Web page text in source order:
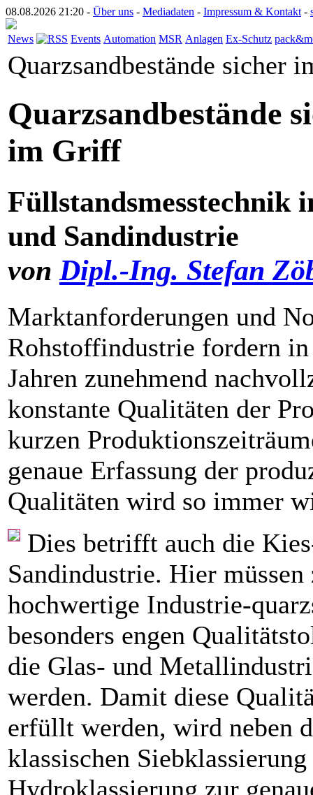
08.08.2026 21:20 - Über uns - Mediadaten - Impressum & Kontakt -
News Events Automation MSR Anlagen Ex-Schutz
Quarzsandbestände sicher
Quarzsandbestände
im Griff
Füllstandsmesstechnik
und Sandindustrie
von Dipl.-Ing. Stefan
Marktanforderungen und
Rohstoffindustrie fordern
Jahren zunehmend
konstante Qualitäten der
kurzen
genaue Erfassung der
Qualitäten wird so immer
Dies betrifft auch die
Sandindus­trie. Hier müssen
hochwertige Industrie-
besonders engen
die Glas- und
werden. Damit diese
erfüllt werden, wird neben
klassischen
Hydroklassierung zur